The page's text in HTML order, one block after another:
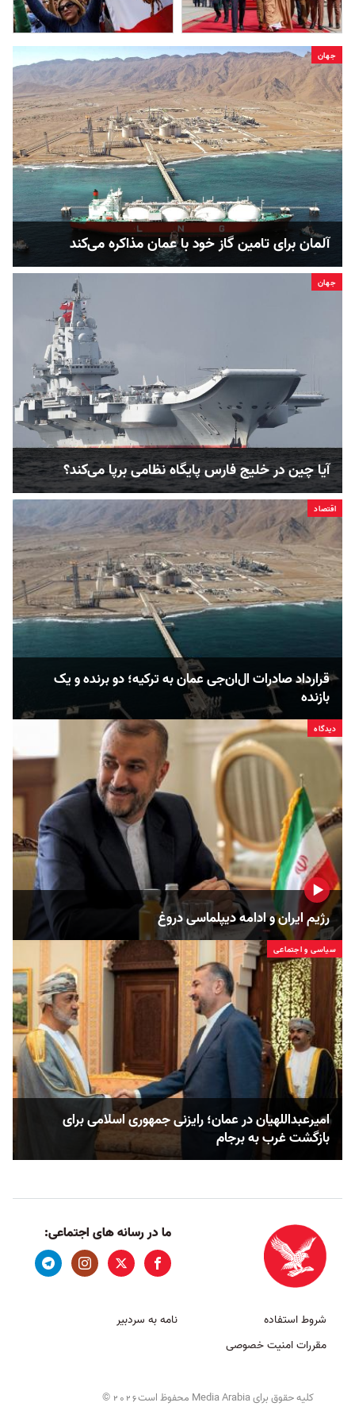
جهان
آلمان برای تامین گاز خود با عمان مذاکره می‌کند
جهان
آیا چین در خلیج فارس پایگاه نظامی برپا می‌کند؟
اقتصاد
قرارداد صادرات ال‌ان‌جی عمان به ترکیه؛ دو برنده و یک
بازنده
دیدگاه
رژیم ایران و ادامه دیپلماسی دروغ
سیاسی و اجتماعی
امیرعبداللهیان در عمان؛ رایزنی‌ جمهوری اسلامی برای
بازگشت غرب به برجام
ما در رسانه های اجتماعی:
شروط استفاده
مقررات امنیت خصوصی
نامه به سردبیر
کلیه حقوق برای Media Arabia محفوظ است 2026
©